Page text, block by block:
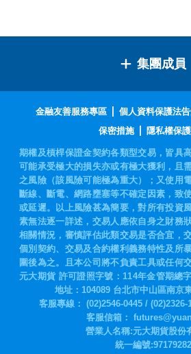
集團成員
金融友善服務專區 個人資料保護法
保密措施
隱私權保
期權及槓桿保證金契約各類型交易，皆具
可能承受極大的損失亦或有極大獲利，且
之風險（該風險可能極為重大）；又使用
斷線、斷電、網路壅塞等不確定因素，致
或延遲。以上風險甚為簡要，對所有投資
素無法逐一詳述，交易人應依自身之財務
相關情況，審慎評估此類交易是否合宜，
個別契約、交易及合約權利義務特性及所
圍後為之。且本公司將不負責工具或任何
元大期貨 許可證照字號：114年金管期總
地址：104089 台北市中山區南京
統一編號:97179282
營業人名稱:元大期貨股份
客服專線： (02)2546-0445 / (02)2326-
客服信箱：